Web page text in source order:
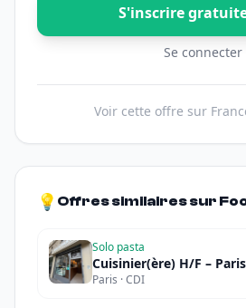
S'inscrire
Se connecter
Voir cette offre sur
💡 Offres similaires sur
Solo pasta
Cuisinier(ère) H/F –
Paris · CDI